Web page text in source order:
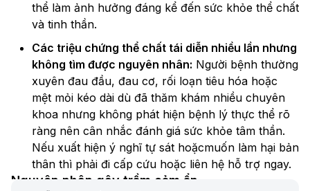
thể làm ảnh hưởng đáng kể đến sức khỏe thể chất
và tinh thần.
Các triệu chứng thể chất tái diễn nhiều lần nhưng
không tìm được nguyên nhân: Người bệnh thường
xuyên đau đầu, đau cơ, rối loạn tiêu hóa hoặc
mệt mỏi kéo dài dù đã thăm khám nhiều chuyên
khoa nhưng không phát hiện bệnh lý thực thể rõ
ràng nên cân nhắc đánh giá sức khỏe tâm thần.
Nếu xuất hiện ý nghĩ tự sát hoặcmuốn làm hại bản
thân thì phải đi cấp cứu hoặc liên hệ hỗ trợ ngay.
Nguyên nhân gây trầm cảm ẩn